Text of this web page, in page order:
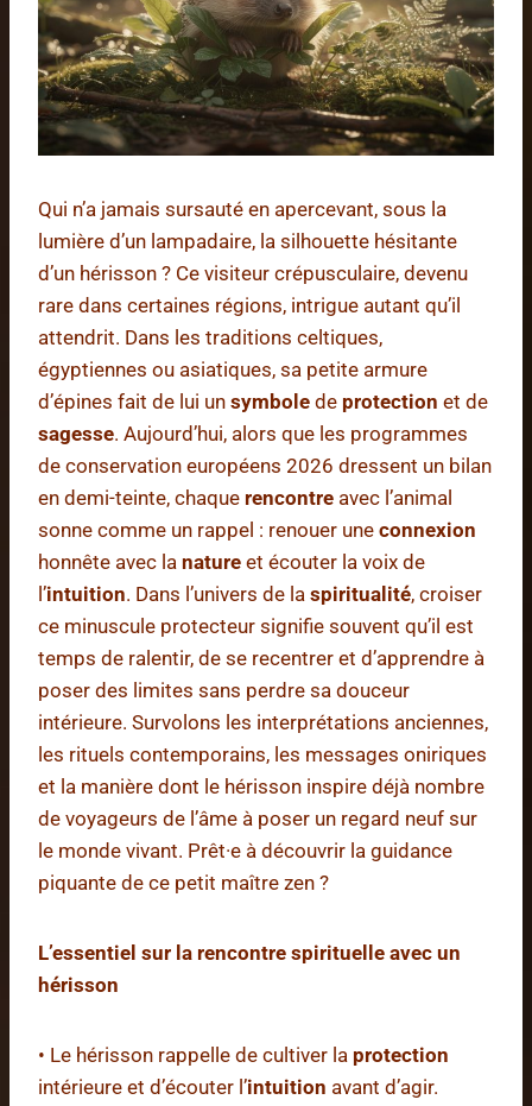
Qui n’a jamais sursauté en apercevant, sous la
lumière d’un lampadaire, la silhouette hésitante
d’un hérisson ? Ce visiteur crépusculaire, devenu
rare dans certaines régions, intrigue autant qu’il
attendrit. Dans les traditions celtiques,
égyptiennes ou asiatiques, sa petite armure
d’épines fait de lui un symbole de protection et de
sagesse. Aujourd’hui, alors que les programmes
de conservation européens 2026 dressent un bilan
en demi-teinte, chaque rencontre avec l’animal
sonne comme un rappel : renouer une connexion
honnête avec la nature et écouter la voix de
l’intuition. Dans l’univers de la spiritualité, croiser
ce minuscule protecteur signifie souvent qu’il est
temps de ralentir, de se recentrer et d’apprendre à
poser des limites sans perdre sa douceur
intérieure. Survolons les interprétations anciennes,
les rituels contemporains, les messages oniriques
et la manière dont le hérisson inspire déjà nombre
de voyageurs de l’âme à poser un regard neuf sur
le monde vivant. Prêt·e à découvrir la guidance
piquante de ce petit maître zen ?
L’essentiel sur la rencontre spirituelle avec un
hérisson
• Le hérisson rappelle de cultiver la protection
intérieure et d’écouter l’intuition avant d’agir.